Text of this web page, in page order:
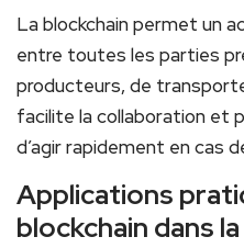
La blockchain permet un
entre toutes les parties
producteurs, de
facilite la collaboration et
d’agir rapidement en cas
Applications
blockchain dans